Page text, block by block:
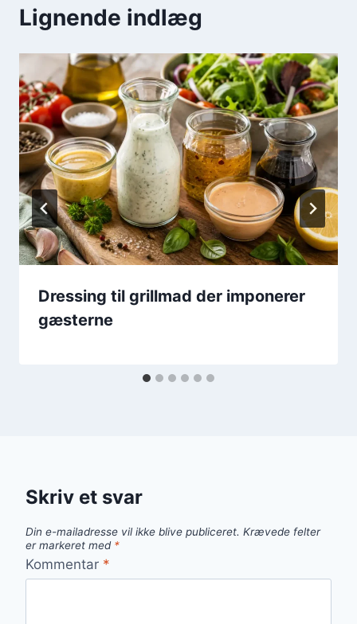
Lignende indlæg
Dressing til grillmad der imponerer
gæsterne
Skriv et svar
Din e-mailadresse vil ikke blive publiceret. Krævede felter
er markeret med *
Kommentar *